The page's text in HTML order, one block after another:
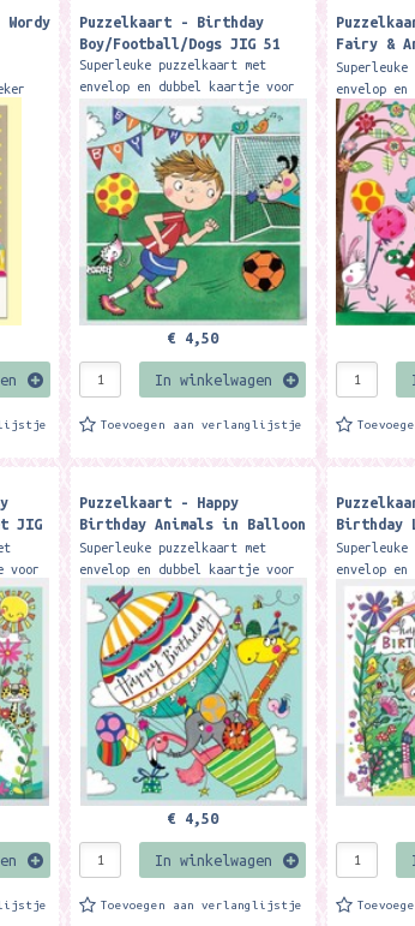
Puzzelkaart - Birthday
Boy/Football/Dogs JIG 51
Superleuke puzzelkaart met
envelop en dubbel kaartje voor
tekst. Zo heb je een leuke
kaart en cadeautje in één.
Formaat: 16,5 x 16,5...
€ 4,50
In winkelwagen
Toevoegen aan verlanglijstje
Fairy &
Rachel
envelop
tekst. Zo
kaart en
Formaat:
JIG
voor
Puzzelkaart - Happy
Birthday Animals in Balloon
JIG 55
Superleuke puzzelkaart met
envelop en dubbel kaartje voor
tekst. Zo heb je een leuke
kaart en cadeautje in één.
Formaat: 16,5 x 16,5...
€ 4,50
In winkelwagen
Toevoegen aan verlanglijstje
Birthday
JIG 73
envelop
tekst. Zo
kaart en
Formaat: